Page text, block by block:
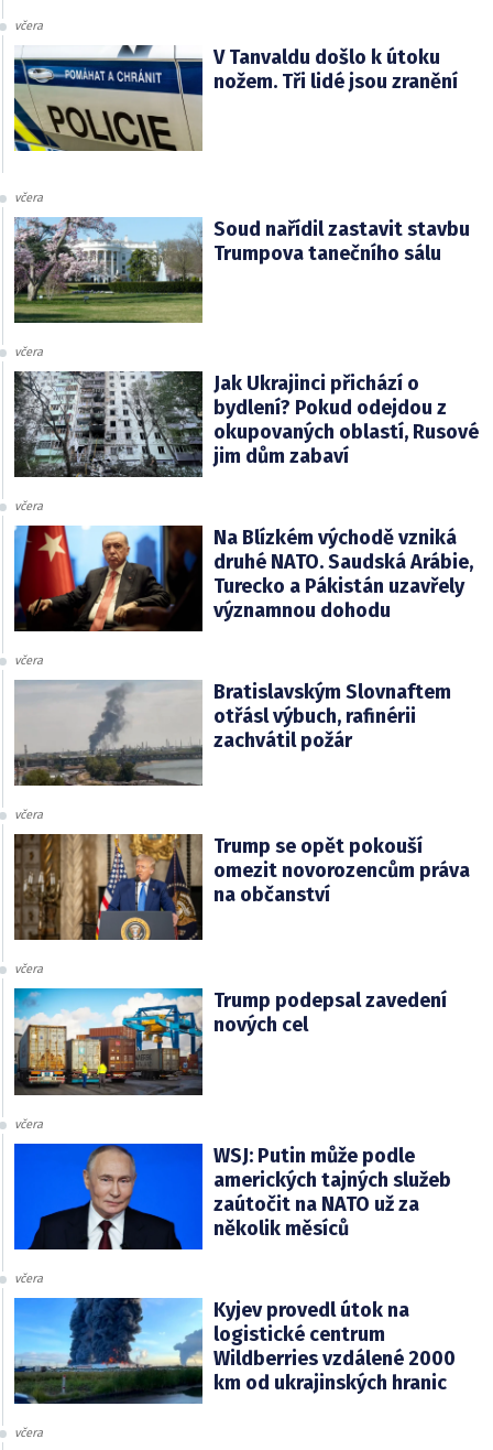
včera
V Tanvaldu došlo k útoku
nožem. Tři lidé jsou zranění
včera
Soud nařídil zastavit stavbu
Trumpova tanečního sálu
včera
Jak Ukrajinci přichází o
bydlení? Pokud odejdou z
okupovaných oblastí, Rusové
jim dům zabaví
včera
Na Blízkém východě vzniká
druhé NATO. Saudská Arábie,
Turecko a Pákistán uzavřely
významnou dohodu
včera
Bratislavským Slovnaftem
otřásl výbuch, rafinérii
zachvátil požár
včera
Trump se opět pokouší
omezit novorozencům práva
na občanství
včera
Trump podepsal zavedení
nových cel
včera
WSJ: Putin může podle
amerických tajných služeb
zaútočit na NATO už za
několik měsíců
včera
Kyjev provedl útok na
logistické centrum
Wildberries vzdálené 2000
km od ukrajinských hranic
včera